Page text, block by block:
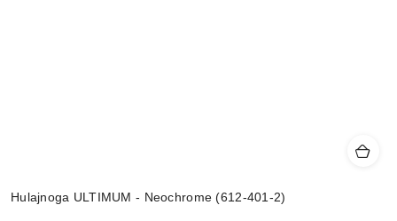
Hulajnoga ULTIMUM - Neochrome (612-401-2)